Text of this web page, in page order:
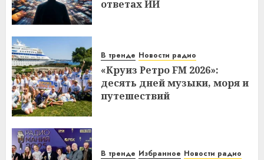
ответах ИИ
В тренде Новости радио
«Круиз Ретро FM 2026»:
десять дней музыки, моря и
путешествий
В тренде Избранное Новости радио